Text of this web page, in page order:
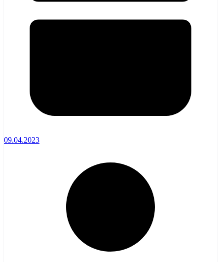
09.04.2023